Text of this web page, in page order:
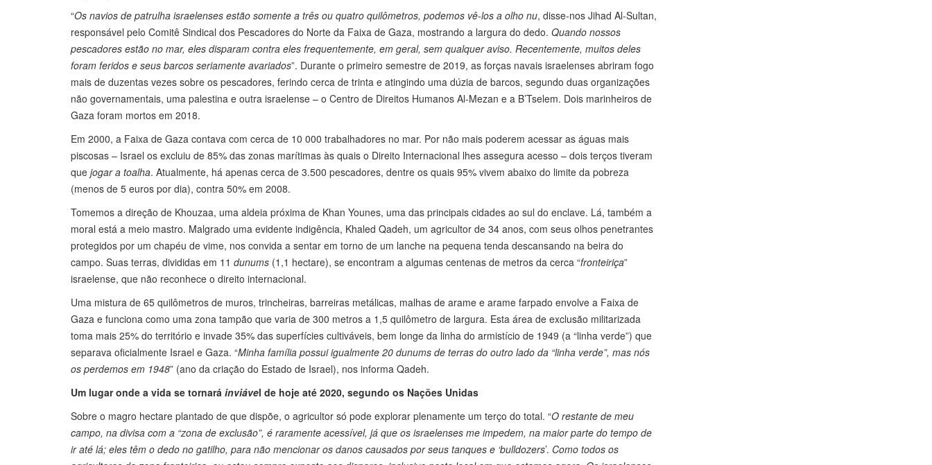
“Os navios de patrulha israelenses estão somente a três ou quatro quilômetros, podemos vê-los a olho nu, disse-nos Jihad Al-Sultan,
responsável pelo Comitê Sindical dos Pescadores do Norte da Faixa de Gaza, mostrando a largura do dedo. Quando nossos
pescadores estão no mar, eles disparam contra eles frequentemente, em geral, sem qualquer aviso. Recentemente, muitos deles
foram feridos e seus barcos seriamente avariados”. Durante o primeiro semestre de 2019, as forças navais israelenses abriram fogo
mais de duzentas vezes sobre os pescadores, ferindo cerca de trinta e atingindo uma dúzia de barcos, segundo duas organizações
não governamentais, uma palestina e outra israelense – o Centro de Direitos Humanos Al-Mezan e a B’Tselem. Dois marinheiros de
Gaza foram mortos em 2018.
Em 2000, a Faixa de Gaza contava com cerca de 10 000 trabalhadores no mar. Por não mais poderem acessar as águas mais
piscosas – Israel os excluiu de 85% das zonas marítimas às quais o Direito Internacional lhes assegura acesso – dois terços tiveram
que jogar a toalha. Atualmente, há apenas cerca de 3.500 pescadores, dentre os quais 95% vivem abaixo do limite da pobreza
(menos de 5 euros por dia), contra 50% em 2008.
Tomemos a direção de Khouzaa, uma aldeia próxima de Khan Younes, uma das principais cidades ao sul do enclave. Lá, também a
moral está a meio mastro. Malgrado uma evidente indigência, Khaled Qadeh, um agricultor de 34 anos, com seus olhos penetrantes
protegidos por um chapéu de vime, nos convida a sentar em torno de um lanche na pequena tenda descansando na beira do
campo. Suas terras, divididas em 11 dunums (1,1 hectare), se encontram a algumas centenas de metros da cerca “fronteiriça”
israelense, que não reconhece o direito internacional.
Uma mistura de 65 quilômetros de muros, trincheiras, barreiras metálicas, malhas de arame e arame farpado envolve a Faixa de
Gaza e funciona como uma zona tampão que varia de 300 metros a 1,5 quilômetro de largura. Esta área de exclusão militarizada
toma mais 25% do território e invade 35% das superfícies cultiváveis, bem longe da linha do armistício de 1949 (a “linha verde”) que
separava oficialmente Israel e Gaza. “Minha família possui igualmente 20 dunums de terras do outro lado da “linha verde”, mas nós
os perdemos em 1948” (ano da criação do Estado de Israel), nos informa Qadeh.
Um lugar onde a vida se tornará inviável de hoje até 2020, segundo os Nações Unidas
Sobre o magro hectare plantado de que dispõe, o agricultor só pode explorar plenamente um terço do total. “O restante de meu
campo, na divisa com a “zona de exclusão”, é raramente acessível, já que os israelenses me impedem, na maior parte do tempo de
ir até lá; eles têm o dedo no gatilho, para não mencionar os danos causados por seus tanques e ‘bulldozers’. Como todos os